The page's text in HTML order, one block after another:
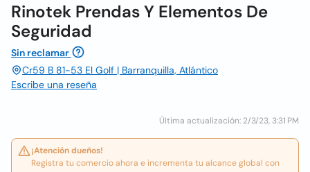
Rinotek Prendas Y Elementos De
Seguridad
Sin reclamar
Cr59 B 81-53 El Golf | Barranquilla, Atlántico
Escribe una reseña
Última actualización: 2/3/23, 3:31 PM
¡Atención dueños!
Registra tu comercio ahora e incrementa tu alcance global con